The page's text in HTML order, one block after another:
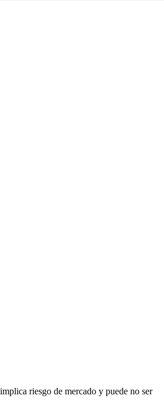
riesgo de mercado y puede no ser